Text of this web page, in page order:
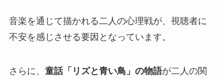
音楽を通じて描かれる二人の心理戦が、視聴者に
不安を感じさせる要因となっています。
さらに、 童話「リズと青い鳥」の物語が二人の関